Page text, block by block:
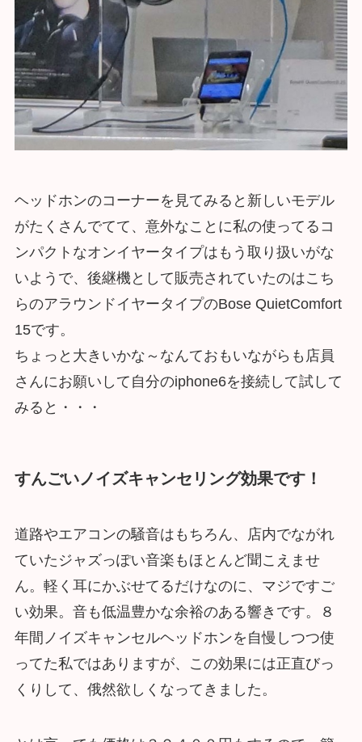
ヘッドホンのコーナーを見てみると新しいモデル
がたくさんでてて、意外なことに私の使ってるコ
ンパクトなオンイヤータイプはもう取り扱いがな
いようで、後継機として販売されていたのはこち
らのアラウンドイヤータイプのBose QuietComfort
15です。
ちょっと大きいかな～なんておもいながらも店員
さんにお願いして自分のiphone6を接続して試して
みると・・・
すんごいノイズキャンセリング効果です！
道路やエアコンの騒音はもちろん、店内でながれ
ていたジャズっぽい音楽もほとんど聞こえませ
ん。軽く耳にかぶせてるだけなのに、マジですご
い効果。音も低温豊かな余裕のある響きです。８
年間ノイズキャンセルヘッドホンを自慢しつつ使
ってた私ではありますが、この効果には正直びっ
くりして、俄然欲しくなってきました。